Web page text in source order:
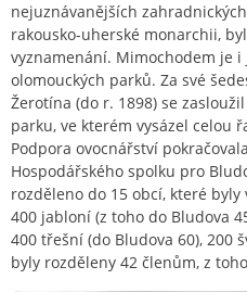
nejuznávanějších
rakousko-uherské monarchii,
vyznamenání. Mimochodem je
olomouckých parků. Za své
Žerotína (do r. 1898) se
parku, ve kterém vysázel celou
Podpora ovocnářství
Hospodářského spolku pro
rozděleno do 15 obcí, které
400 jabloní (z toho do Bludova
400 třešní (do Bludova 60), 200
byly rozděleny 42 členům, z